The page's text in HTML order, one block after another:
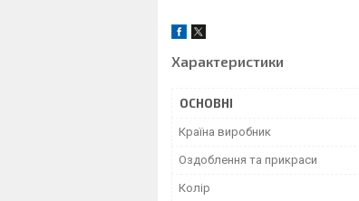
Характеристики
ОСНОВНІ
Країна виробник
Оздоблення та прикраси
Колір